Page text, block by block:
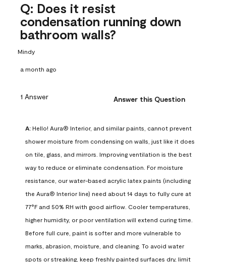
Q: Does it resist
condensation running down
bathroom walls?
Mindy
a month ago
1 Answer Answer this Question
A: Hello! Aura® Interior, and similar paints, cannot prevent
shower moisture from condensing on walls, just like it does
on tile, glass, and mirrors. Improving ventilation is the best
way to reduce or eliminate condensation. For moisture
resistance, our water-based acrylic latex paints (including
the Aura® Interior line) need about 14 days to fully cure at
77°F and 50% RH with good airflow. Cooler temperatures,
higher humidity, or poor ventilation will extend curing time.
Before full cure, paint is softer and more vulnerable to
marks, abrasion, moisture, and cleaning. To avoid water
spots or streaking, keep freshly painted surfaces dry, limit